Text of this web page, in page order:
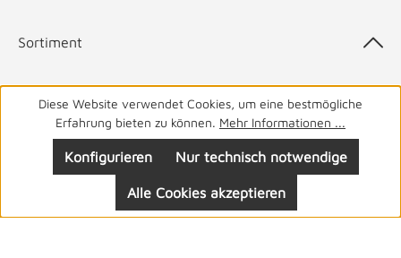
Sortiment
Top-Marken
Haben Sie Fragen? Wir helfen Ihnen gerne.05141 9940
von 8-19 Uhr
Diese Website verwendet Cookies, um eine bestmögliche
Erfahrung bieten zu können. Mehr Informationen ...
Nur technisch notwendige
Konfigurieren
Alle Cookies akzeptieren